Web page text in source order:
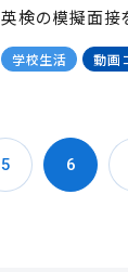
英検の模擬面接
学校生活 動画
5 6